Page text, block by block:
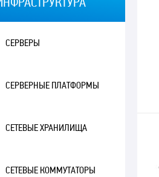
СЕРВЕРЫ
СЕРВЕРНЫЕ ПЛАТФОРМЫ
СЕТЕВЫЕ ХРАНИЛИЩА
СЕТЕВЫЕ КОММУТАТОРЫ